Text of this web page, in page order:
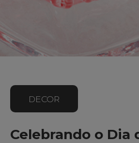
DECOR
Celebrando o Dia